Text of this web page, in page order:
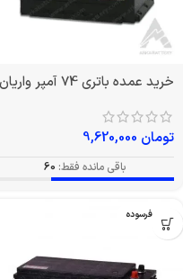
خرید عمده باتری 74 آمپر واریان
تومان
باقی مانده فقط: 60
بدون فرسوده